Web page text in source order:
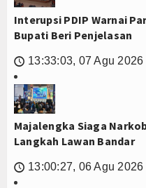
Interupsi PDIP Warnai
Bupati Beri Penjelasan
🕔 13:33:03, 07 Agu 2026
Majalengka Siaga
Langkah Lawan Bandar
🕔 13:00:27, 06 Agu 2026